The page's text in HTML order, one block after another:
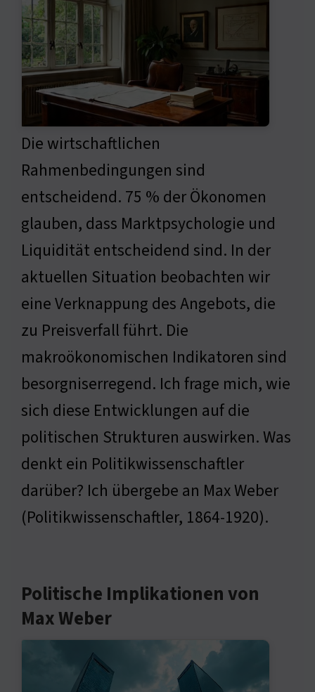
Die wirtschaftlichen
Rahmenbedingungen sind
entscheidend. 75 % der Ökonomen
glauben, dass Marktpsychologie und
Liquidität entscheidend sind. In der
aktuellen Situation beobachten wir
eine Verknappung des Angebots, die
zu Preisverfall führt. Die
makroökonomischen Indikatoren sind
besorgniserregend. Ich frage mich, wie
sich diese Entwicklungen auf die
politischen Strukturen auswirken. Was
denkt ein Politikwissenschaftler
darüber? Ich übergebe an Max Weber
(Politikwissenschaftler, 1864-1920).
Politische Implikationen von
Max Weber